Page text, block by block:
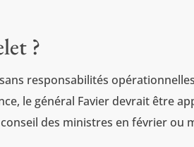
?
responsabilités opérationnelles
le général Favier devrait être
des ministres en février ou